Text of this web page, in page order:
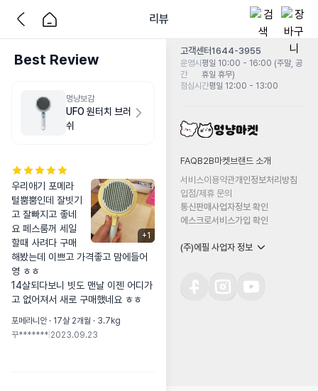
리뷰
Best Review
멍냥보감
UFO 원터치 브러
쉬
+1
우리애기 포메라
털뿜뿜인데 잘빗기
고 잘빠지고 좋네
요 페스룸꺼 세일
할때 사려다 구매
해봤는데 이쁘고 가격좋고 맘에들어
영 ㅎㅎ
14살되다보니 빗도 맨날 이젠 어디가
고 없어져서 새로 구매했네요 ㅎㅎ
포메라니안 · 17살 2개월 · 3.7kg
꾸******* 2023.09.23
고객센터1644-3955
운영시
간
평일 10:00 - 16:00 (주말, 공
휴일 휴무)
점심시간평일 12:00 - 13:00
FAQB2B마켓 브랜드 소개
서비스이용약관개인정보처리방침
입점/제휴 문의
통신판매사업자정보 확인
에스크로서비스가입 확인
(주)에필 사업자 정보